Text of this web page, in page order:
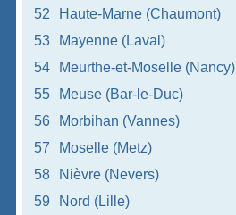
52
Haute-Marne (Chaumont)
53
Mayenne (Laval)
54
Meurthe-et-Moselle (Nancy)
55
Meuse (Bar-le-Duc)
56
Morbihan (Vannes)
57
Moselle (Metz)
58
Nièvre (Nevers)
59
Nord (Lille)